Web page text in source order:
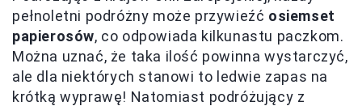
pełnoletni podróżny może przywieźć osiemset
papierosów, co odpowiada kilkunastu paczkom.
Można uznać, że taka ilość powinna wystarczyć,
ale dla niektórych stanowi to ledwie zapas na
krótką wyprawę! Natomiast podróżujący z